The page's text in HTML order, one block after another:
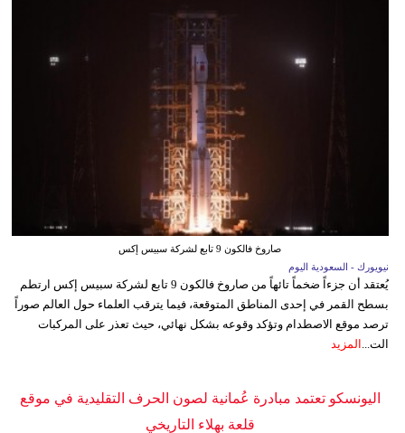
صاروخ فالكون 9 تابع لشركة سبيس إكس
نيويورك - السعودية اليوم
يُعتقد أن جزءاً ضخماً تائهاً من صاروخ فالكون 9 تابع لشركة سبيس إكس ارتطم
بسطح القمر في إحدى المناطق المتوقعة، فيما يترقب العلماء حول العالم صوراً
ترصد موقع الاصطدام وتؤكد وقوعه بشكل نهائي، حيث تعذر على المركبات
الت...
المزيد
اليونسكو تعتمد مبادرة عُمانية لصون الحرف التقليدية في موقع
قلعة بهلاء التاريخي